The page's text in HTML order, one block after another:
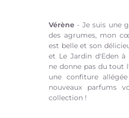
Vérène - Je suis une
des agrumes, mon
est belle et son
et Le Jardin d'Eden à
ne donne pas du tout
une confiture
nouveaux parfums
collection !